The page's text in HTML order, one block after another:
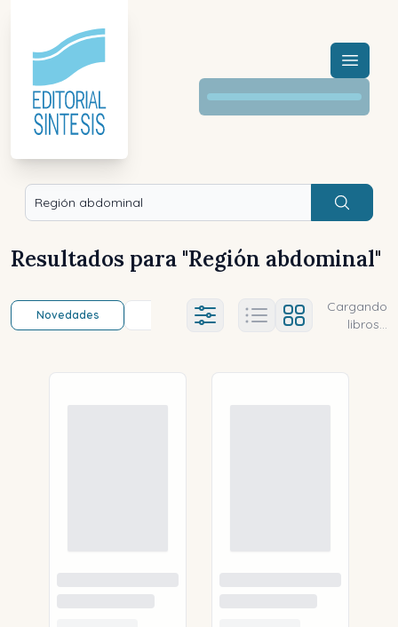
Menú
Buscar
Resultados para "Región abdominal"
Novedades Título (a-z) Título (z-a)
Ajustes abierto
Cargando
libros...